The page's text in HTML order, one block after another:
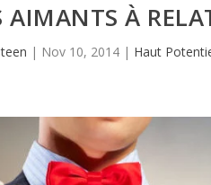
AIMANTS À
| Nov 10, 2014| Haut